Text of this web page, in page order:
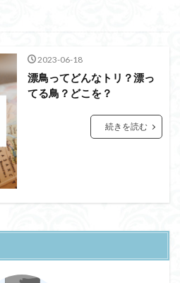
2023-06-18
漂鳥ってどんなトリ？漂っ
てる鳥？どこを？
続きを読む